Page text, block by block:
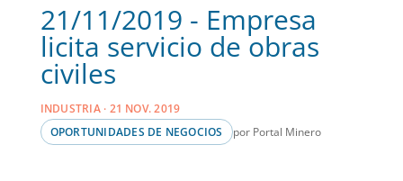
21/11/2019 - Empresa
licita servicio de obras
civiles
INDUSTRIA · 21 NOV. 2019
OPORTUNIDADES DE NEGOCIOS
por Portal Minero